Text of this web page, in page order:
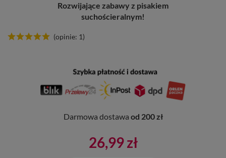
Rozwijające zabawy z pisakiem
suchościeralnym!
(opinie: 1)
Darmowa dostawa od 200 zł
26,99 zł